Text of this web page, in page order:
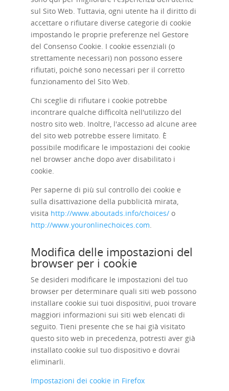
sul Sito Web. Tuttavia, ogni utente ha il diritto di
accettare o rifiutare diverse categorie di cookie
impostando le proprie preferenze nel Gestore
del Consenso Cookie. I cookie essenziali (o
strettamente necessari) non possono essere
rifiutati, poiché sono necessari per il corretto
funzionamento del Sito Web.
Chi sceglie di rifiutare i cookie potrebbe
incontrare qualche difficoltà nell'utilizzo del
nostro sito web. Inoltre, l'accesso ad alcune aree
del sito web potrebbe essere limitato. È
possibile modificare le impostazioni dei cookie
nel browser anche dopo aver disabilitato i
cookie.
Per saperne di più sul controllo dei cookie e
sulla disattivazione della pubblicità mirata,
visita http://www.aboutads.info/choices/o
http://www.youronlinechoices.com.
Modifica delle impostazioni del
browser per i cookie
Se desideri modificare le impostazioni del tuo
browser per determinare quali siti web possono
installare cookie sui tuoi dispositivi, puoi trovare
maggiori informazioni sui siti web elencati di
seguito. Tieni presente che se hai già visitato
questo sito web in precedenza, potresti aver già
installato cookie sul tuo dispositivo e dovrai
eliminarli.
Impostazioni dei cookie in Firefox